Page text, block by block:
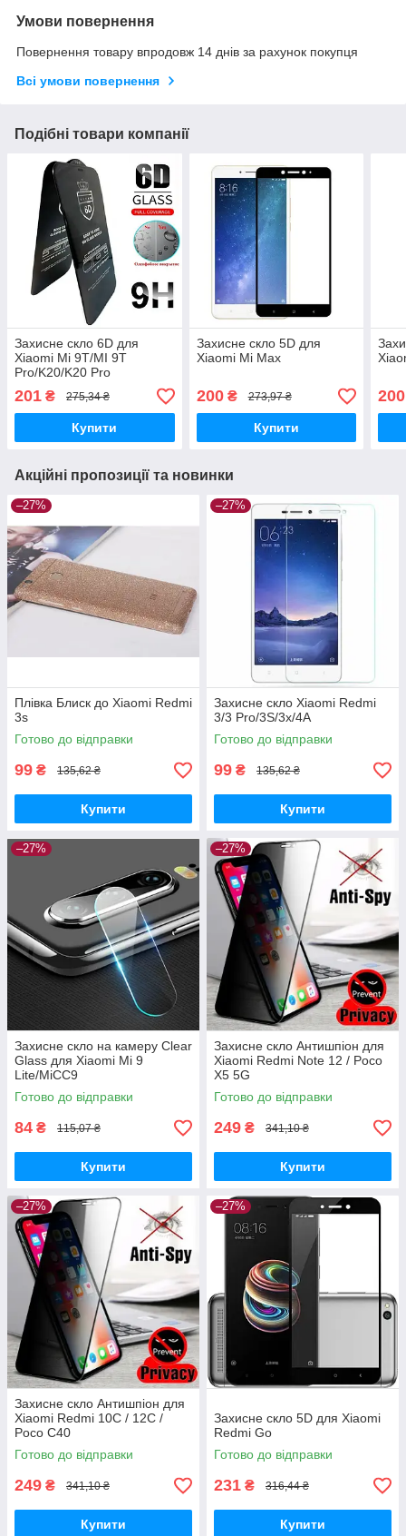
Умови повернення
Повернення товару впродовж 14 днів за рахунок покупця
Всі умови повернення
Подібні товари компанії
Захисне скло 6D для
Xiaomi Mi 9T/MI 9T
Pro/K20/K20 Pro
201 ₴ 275,34 ₴
Купити
Захисне скло 5D для
Xiaomi Mi Max
200₴ 273,97 ₴
Купити
200
Акційні пропозиції та новинки
–27%
Плівка Блиск до Xiaomi Redmi
3s
Готово до відправки
99 ₴ 135,62 ₴
Купити
–27%
Захисне скло Xiaomi Redmi
3/3 Pro/3S/3x/4A
Готово до відправки
99 ₴ 135,62 ₴
Купити
–27%
Захисне скло на камеру Clear
Glass для Xiaomi Mi 9
Lite/MiCC9
Готово до відправки
84 ₴ 115,07 ₴
Купити
–27%
Захисне скло Антишпіон для
Xiaomi Redmi Note 12 / Poco
X5 5G
Готово до відправки
249 ₴ 341,10 ₴
Купити
–27%
Захисне скло Антишпіон для
Xiaomi Redmi 10C / 12C /
Poco C40
Готово до відправки
249 ₴ 341,10 ₴
Купити
–27%
Захисне скло 5D для Xiaomi
Redmi Go
Готово до відправки
231 ₴ 316,44 ₴
Купити